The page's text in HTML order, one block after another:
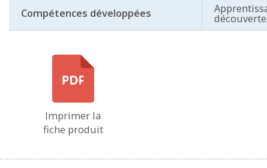
Compétences développées
Imprimer la
fiche produit